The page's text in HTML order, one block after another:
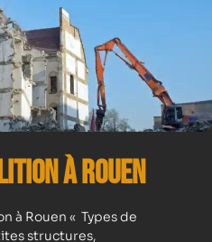
à Rouen
à Rouen « Types de
structures,